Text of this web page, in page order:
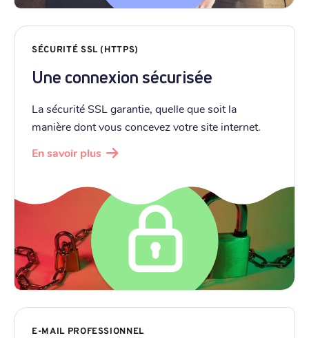
SÉCURITÉ SSL (HTTPS)
Une connexion sécurisée
La sécurité SSL garantie, quelle que soit la
manière dont vous concevez votre site internet.
En savoir plus
E-MAIL PROFESSIONNEL